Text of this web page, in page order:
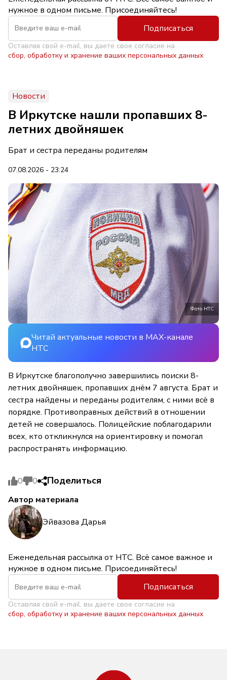
нужное в одном письме. Присоединяйтесь!
Подписаться
Оставляя свой e-mail, вы даете свое согласие на
сбор, обработку и хранение ваших персональных данных
Новости
В Иркутске нашли пропавших 8-
летних двойняшек
Брат и сестра переданы родителям
07.08.2026 - 23:24
Фото НТС
Читай актуальные новости в MAX-канале
НТС
В Иркутске благополучно завершились поиски 8-
летних двойняшек, пропавших днём 7 августа. Брат и
сестра найдены и переданы родителям, с ними всё в
порядке. Противоправных действий в отношении
детей не совершалось. Полицейские поблагодарили
всех, кто откликнулся на ориентировку и помогал
распространять информацию.
0 0 Поделиться
Автор материала
Эйвазова Дарья
Еженедельная рассылка от НТС. Всё самое важное и
нужное в одном письме. Присоединяйтесь!
Подписаться
Оставляя свой e-mail, вы даете свое согласие на
сбор, обработку и хранение ваших персональных данных